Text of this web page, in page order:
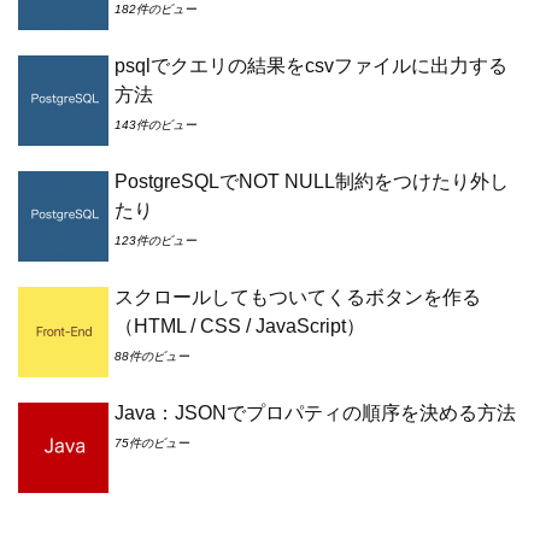
182件のビュー
psqlでクエリの結果をcsvファイルに出力する
方法
143件のビュー
PostgreSQLでNOT NULL制約をつけたり外し
たり
123件のビュー
スクロールしてもついてくるボタンを作る
（HTML / CSS / JavaScript）
88件のビュー
Java：JSONでプロパティの順序を決める方法
75件のビュー